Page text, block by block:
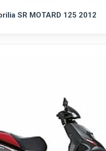
SR MOTARD 125 2012